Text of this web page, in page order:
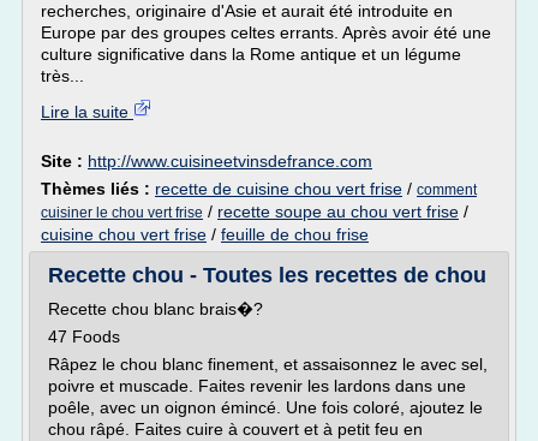
recherches, originaire d'Asie et aurait été introduite en
Europe par des groupes celtes errants. Après avoir été une
culture significative dans la Rome antique et un légume
très...
Lire la suite
Site : http://www.cuisineetvinsdefrance.com
Thèmes liés : recette de cuisine chou vert frise / comment
cuisiner le chou vert frise / recette soupe au chou vert frise /
cuisine chou vert frise / feuille de chou frise
Recette chou - Toutes les recettes de chou
Recette chou blanc brais�?
47 Foods
Râpez le chou blanc finement, et assaisonnez le avec sel,
poivre et muscade. Faites revenir les lardons dans une
poêle, avec un oignon émincé. Une fois coloré, ajoutez le
chou râpé. Faites cuire à couvert et à petit feu en